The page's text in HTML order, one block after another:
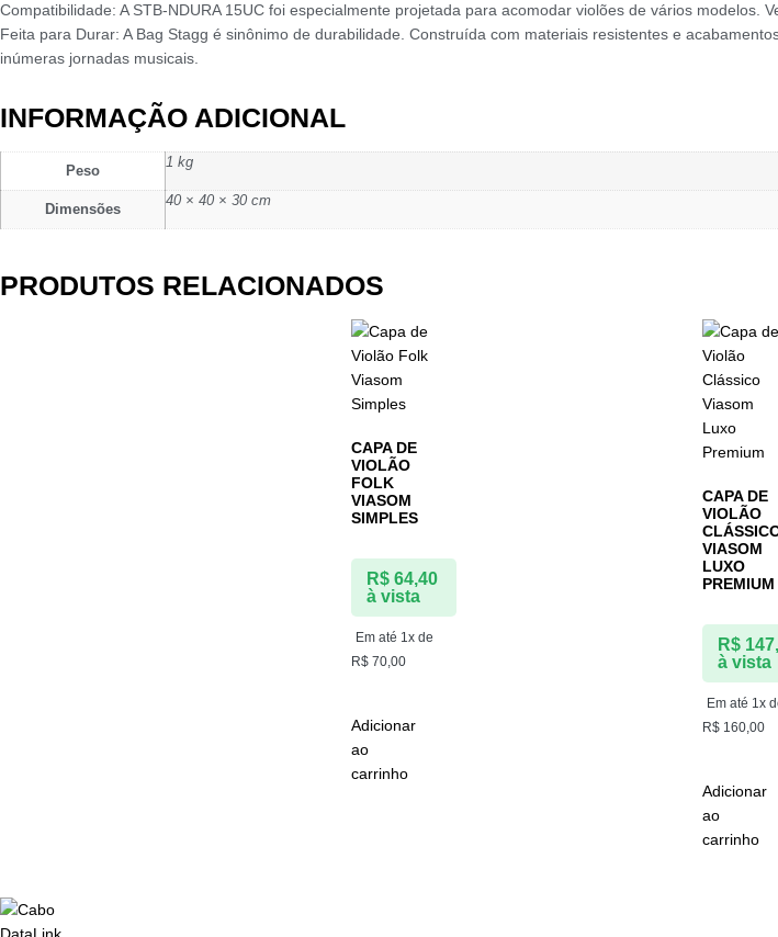
Compatibilidade: A STB-NDURA 15UC foi especialmente projetada para acomodar violões de vários modelos.
Feita para Durar: A Bag Stagg é sinônimo de durabilidade. Construída com materiais resistentes e
inúmeras jornadas musicais.
INFORMAÇÃO ADICIONAL
Peso
1 kg
Dimensões
40 × 40 × 30 cm
PRODUTOS RELACIONADOS
CAPA DE
VIOLÃO
FOLK
VIASOM
SIMPLES
Em até 1x de
R$ 70,00
R$64,40
à vista
Adicionar
ao
carrinho
CAPA DE
VIOLÃO
VIASOM
LUXO
PREMIUM
Em até 1x
R$ 160,00
R$
à vista
Adicionar
ao
carrinho